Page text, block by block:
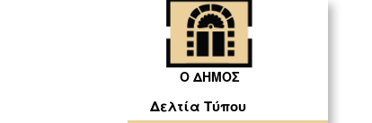
Ο ΔΗΜΟΣ
Δελτία Τύπου